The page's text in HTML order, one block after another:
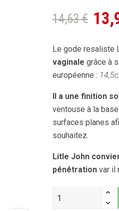
14,63 €
Le gode resaliste
vaginale grâce à
européenne :
Il a une finition
ventouse à la
surfaces planes
souhaitez.
Litle John
pénétration var il